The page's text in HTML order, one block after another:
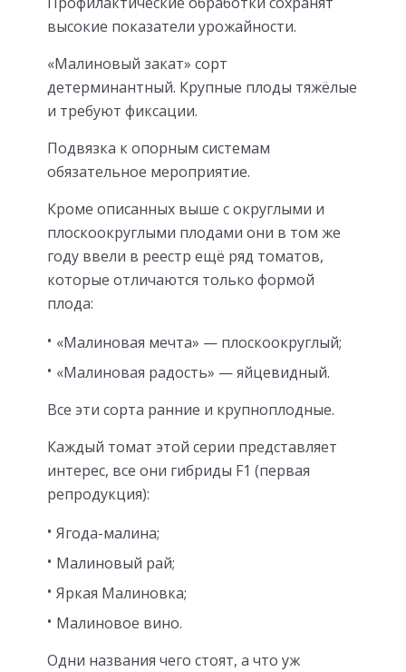
высокие показатели урожайности.
«Малиновый закат» сорт
детерминантный. Крупные плоды тяжёлые
и требуют фиксации.
Подвязка к опорным системам
обязательное мероприятие.
Кроме описанных выше с округлыми и
плоскоокруглыми плодами они в том же
году ввели в реестр ещё ряд томатов,
которые отличаются только формой
плода:
«Малиновая мечта» — плоскоокруглый;
«Малиновая радость» — яйцевидный.
Все эти сорта ранние и крупноплодные.
Каждый томат этой серии представляет
интерес, все они гибриды F1 (первая
репродукция):
Ягода-малина;
Малиновый рай;
Яркая Малиновка;
Малиновое вино.
Одни названия чего стоят, а что уж